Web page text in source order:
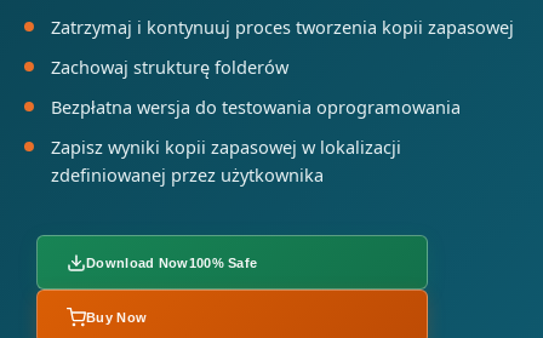
Zatrzymaj i kontynuuj proces tworzenia kopii zapasowej
Zachowaj strukturę folderów
Bezpłatna wersja do testowania oprogramowania
Zapisz wyniki kopii zapasowej w lokalizacji
zdefiniowanej przez użytkownika
Download Now100% Safe
Buy Now